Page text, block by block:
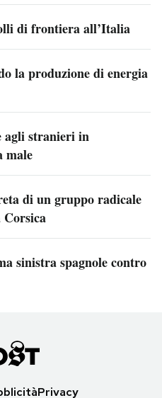
di frontiera all’Italia
la produzione di energia
agli stranieri in
male
di un gruppo radicale
Corsica
sinistra spagnole contro
Privacy